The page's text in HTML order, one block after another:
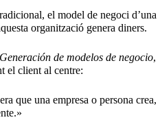
el model de negoci d’una
organització genera diners.
Generación de modelos de negocio,
el client al centre:
que una empresa o persona crea,